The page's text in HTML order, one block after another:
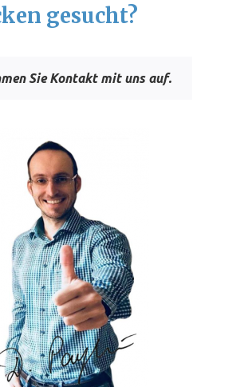
gesucht?
Sie Kontakt mit uns auf.